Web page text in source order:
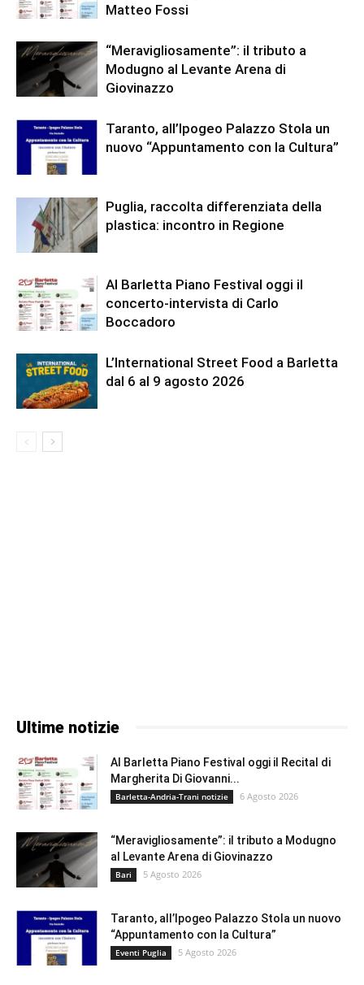
Matteo Fossi
“Meravigliosamente”: il tributo a
Modugno al Levante Arena di
Giovinazzo
Taranto, all’Ipogeo Palazzo Stola un
nuovo “Appuntamento con la Cultura”
Puglia, raccolta differenziata della
plastica: incontro in Regione
Al Barletta Piano Festival oggi il
concerto-intervista di Carlo
Boccadoro
L’International Street Food a Barletta
dal 6 al 9 agosto 2026
Ultime notizie
Al Barletta Piano Festival oggi il Recital di
Margherita Di Giovanni...
Barletta-Andria-Trani notizie 6 Agosto 2026
“Meravigliosamente”: il tributo a Modugno
al Levante Arena di Giovinazzo
Bari 5 Agosto 2026
Taranto, all’Ipogeo Palazzo Stola un nuovo
“Appuntamento con la Cultura”
Eventi Puglia 5 Agosto 2026